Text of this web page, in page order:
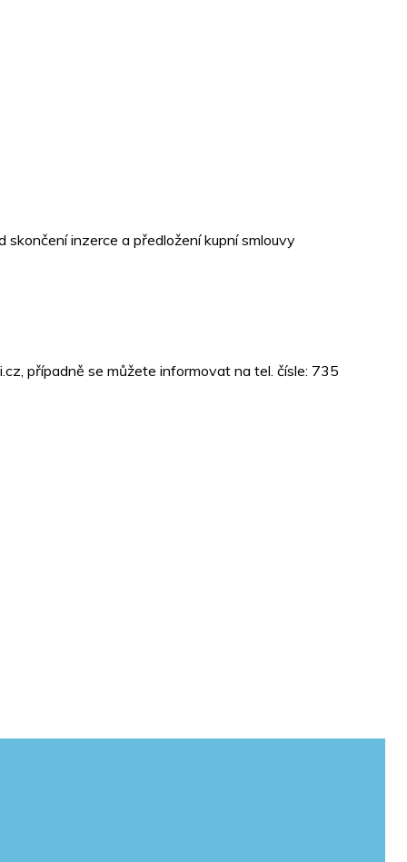
inzerce a předložení kupní smlouvy
případně se můžete informovat na tel. čísle: 735